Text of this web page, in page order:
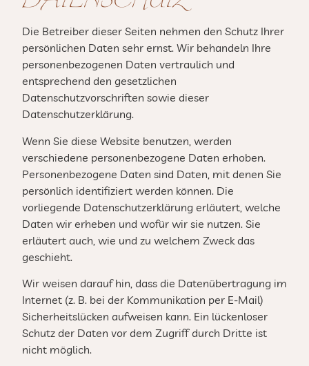
Die Betreiber dieser Seiten nehmen den Schutz Ihrer
persönlichen Daten sehr ernst. Wir behandeln Ihre
personenbezogenen Daten vertraulich und
entsprechend den gesetzlichen
Datenschutzvorschriften sowie dieser
Datenschutzerklärung.
Wenn Sie diese Website benutzen, werden
verschiedene personenbezogene Daten erhoben.
Personenbezogene Daten sind Daten, mit denen Sie
persönlich identifiziert werden können. Die
vorliegende Datenschutzerklärung erläutert, welche
Daten wir erheben und wofür wir sie nutzen. Sie
erläutert auch, wie und zu welchem Zweck das
geschieht.
Wir weisen darauf hin, dass die Datenübertragung im
Internet (z. B. bei der Kommunikation per E-Mail)
Sicherheitslücken aufweisen kann. Ein lückenloser
Schutz der Daten vor dem Zugriff durch Dritte ist
nicht möglich.